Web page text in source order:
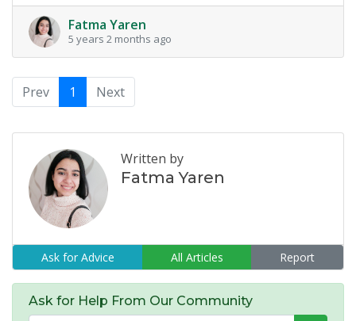
Fatma Yaren
5 years 2 months ago
Prev 1 Next
Written by
Fatma Yaren
Ask for Advice All Articles Report
Ask for Help From Our Community